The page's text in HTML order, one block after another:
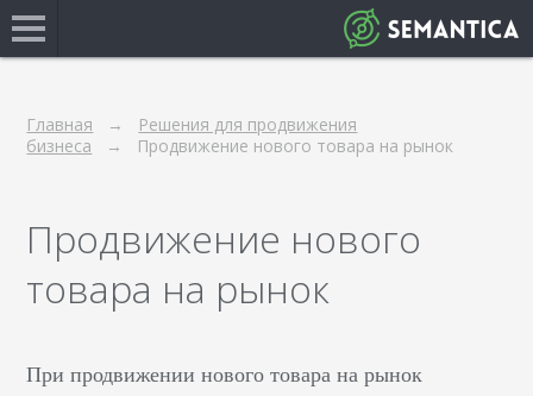
Главная
Решения для продвижения
бизнеса
Продвижение нового товара на рынок
Продвижение нового
товара на рынок
При продвижении нового товара на рынок